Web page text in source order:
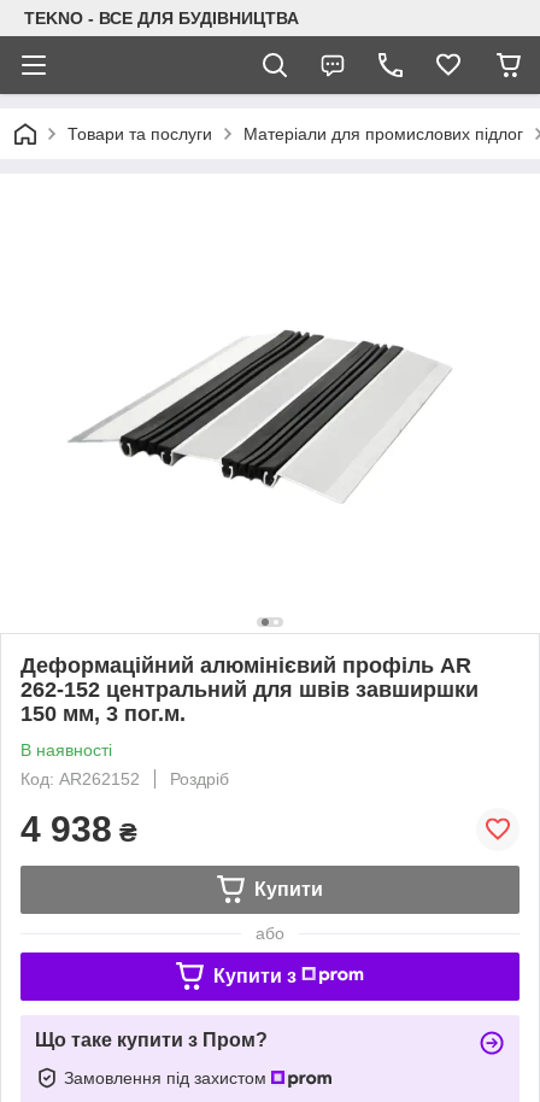
TEKNO - ВСЕ ДЛЯ БУДІВНИЦТВА
Товари та послуги Матеріали для промислових підлог
Деформаційний алюмінієвий профіль AR
262-152 центральний для швів завширшки
150 мм, 3 пог.м.
В наявності
Код: AR262152
Роздріб
4 938 ₴
Купити
або
Купити з
Що таке купити з Пром?
Замовлення під захистом